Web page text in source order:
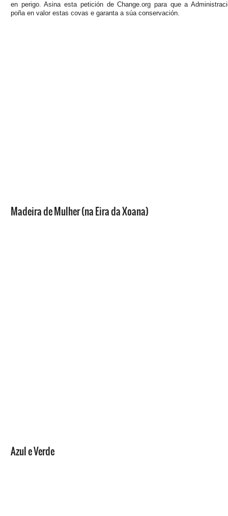
en perigo. Asina esta petición de Change.org para que a
poña en valor estas covas e garanta a súa conservación.
Madeira de Mulher (na Eira da Xoana)
Azul e Verde